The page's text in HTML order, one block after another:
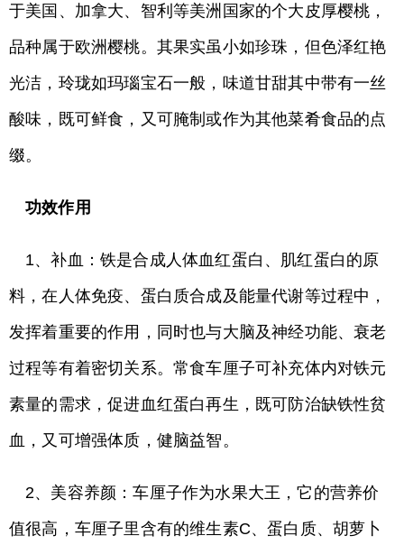
于美国、加拿大、智利等美洲国家的个大皮厚樱桃，
品种属于欧洲樱桃。其果实虽小如珍珠，但色泽红艳
光洁，玲珑如玛瑙宝石一般，味道甘甜其中带有一丝
酸味，既可鲜食，又可腌制或作为其他菜肴食品的点
缀。
功效作用
1、补血：铁是合成人体血红蛋白、肌红蛋白的原
料，在人体免疫、蛋白质合成及能量代谢等过程中，
发挥着重要的作用，同时也与大脑及神经功能、衰老
过程等有着密切关系。常食车厘子可补充体内对铁元
素量的需求，促进血红蛋白再生，既可防治缺铁性贫
血，又可增强体质，健脑益智。
2、美容养颜：车厘子作为水果大王，它的营养价
值很高，车厘子里含有的维生素C、蛋白质、胡萝卜